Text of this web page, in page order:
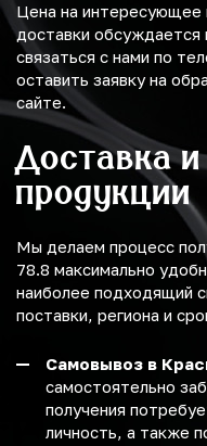
Цена на интересующее
доставки обсуждается
связаться с нами по
оставить заявку на
сайте.
Доставка
продукции
Мы делаем процесс
78.8 максимально
наиболее подходящий
поставки, региона и
Самовывоз в
самостоятельно
получения
личность, а также